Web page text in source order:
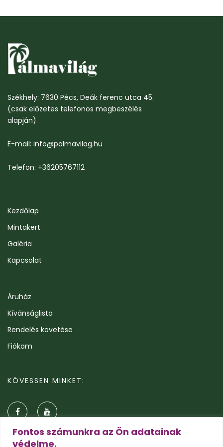
Fontos számunkra az Ön adatainak
védelme.
Székhely: 7630 Pécs, Deák ferenc utca 45.
(csak előzetes telefonos megbeszélés
alapján)
E-mail: info@palmavilag.hu
Telefon: +36205767112
Kezdőlap
Mintakert
Galéria
Kapcsolat
Áruház
Kívánságlista
Rendelés követése
Fiókom
KÖVESSEN MINKET: